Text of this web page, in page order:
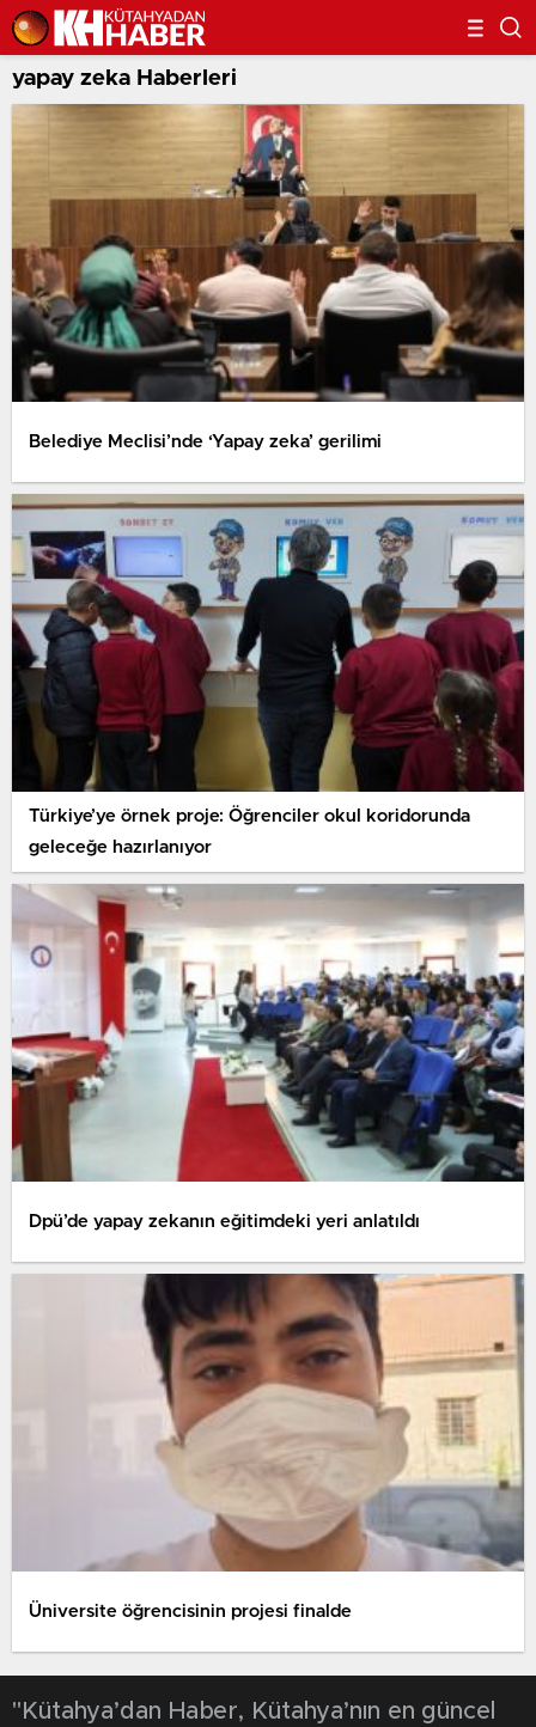
yapay zeka Haberleri
Belediye Meclisi’nde ‘Yapay zeka’ gerilimi
Türkiye’ye örnek proje: Öğrenciler okul koridorunda
geleceğe hazırlanıyor
Dpü’de yapay zekanın eğitimdeki yeri anlatıldı
Üniversite öğrencisinin projesi finalde
"Kütahya’dan Haber, Kütahya’nın en güncel